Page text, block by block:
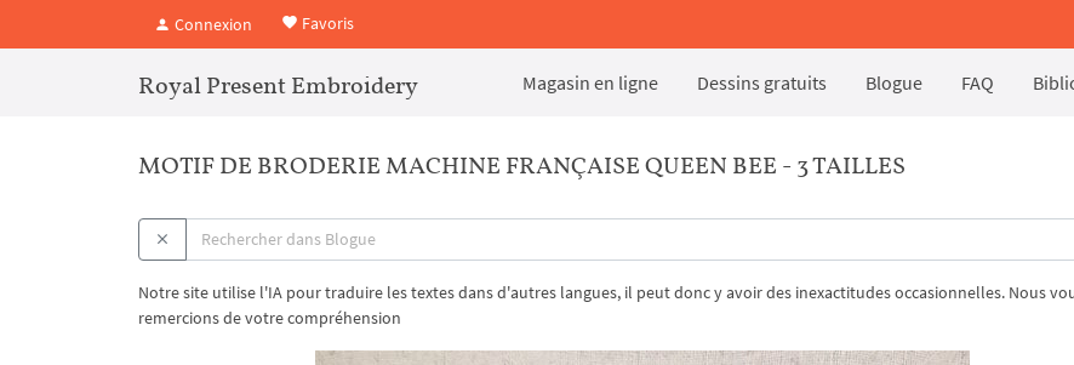
Connexion Favoris
Royal Present Embroidery Magasin en ligne Dessins gratuits Blogue FAQ
MOTIF DE BRODERIE MACHINE FRANÇAISE QUEEN BEE - 3 TAILLES
Notre site utilise l'IA pour traduire les textes dans d'autres langues, il peut donc y avoir des inexactitudes occasionnelles. Nous
remercions de votre compréhension